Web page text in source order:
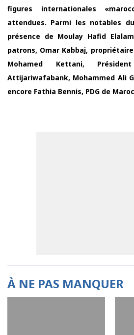
figures internationales
attendues. Parmi les notables
présence de Moulay Hafid
patrons, Omar Kabbaj,
Mohamed Kettani,
Attijariwafabank, Mohammed Ali
encore Fathia Bennis, PDG de
À NE PAS MANQUER